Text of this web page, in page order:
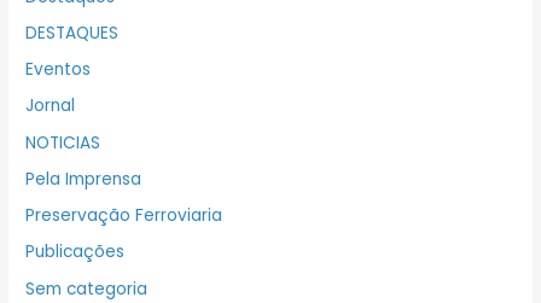
DESTAQUES
Eventos
Jornal
NOTICIAS
Pela Imprensa
Preservação Ferroviaria
Publicações
Sem categoria